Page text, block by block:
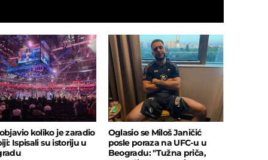
koliko je zaradio
Ispisali su istoriju u
Oglasio se Miloš Janičić
posle poraza na UFC-u u
Beogradu: "Tužna priča,